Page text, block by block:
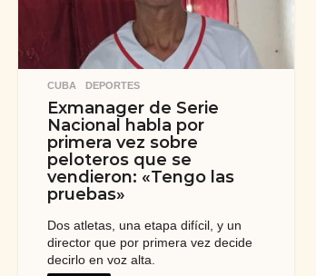
CUBA ,DEPORTES
Exmanager de Serie
Nacional habla por
primera vez sobre
peloteros que se
vendieron: «Tengo las
pruebas»
Dos atletas, una etapa difícil, y un
director que por primera vez decide
decirlo en voz alta.